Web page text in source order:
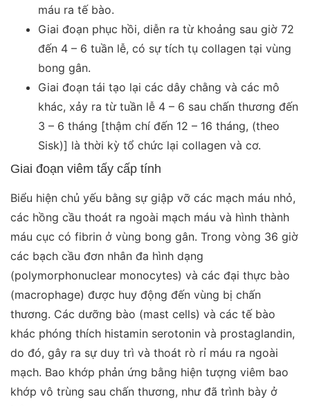
máu ra tế bào.
Giai đoạn phục hồi, diễn ra từ khoảng sau giờ 72
đến 4 – 6 tuần lễ, có sự tích tụ collagen tại vùng
bong gân.
Giai đoạn tái tạo lại các dây chằng và các mô
khác, xảy ra từ tuần lễ 4 – 6 sau chấn thương đến
3 – 6 tháng [thậm chí đến 12 – 16 tháng, (theo
Sisk)] là thời kỳ tổ chức lại collagen và cơ.
Giai đoạn viêm tấy cấp tính
Biểu hiện chủ yếu bằng sự giập vỡ các mạch máu nhỏ,
các hồng cầu thoát ra ngoài mạch máu và hình thành
máu cục có fibrin ở vùng bong gân. Trong vòng 36 giờ
các bạch cầu đơn nhân đa hình dạng
(polymorphonuclear monocytes) và các đại thực bào
(macrophage) được huy động đến vùng bị chấn
thương. Các dưỡng bào (mast cells) và các tế bào
khác phóng thích histamin serotonin và prostaglandin,
do đó, gây ra sự duy trì và thoát rò rỉ máu ra ngoài
mạch. Bao khớp phản ứng bằng hiện tượng viêm bao
khớp vô trùng sau chấn thương, như đã trình bày ở